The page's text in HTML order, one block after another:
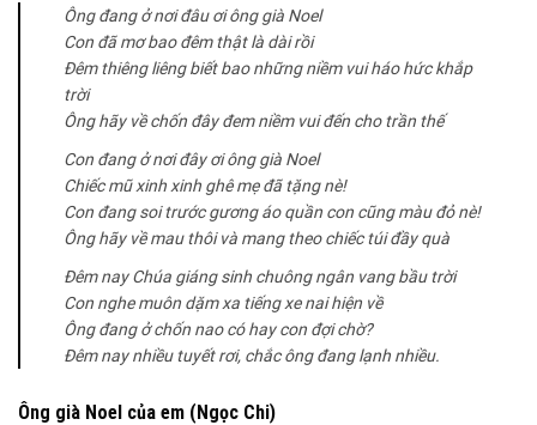
Ông đang ở nơi đâu ơi ông già Noel
Con đã mơ bao đêm thật là dài rồi
Đêm thiêng liêng biết bao những niềm vui háo hức khắp
trời
Ông hãy về chốn đây đem niềm vui đến cho trần thế
Con đang ở nơi đây ơi ông già Noel
Chiếc mũ xinh xinh ghê mẹ đã tặng nè!
Con đang soi trước gương áo quần con cũng màu đỏ nè!
Ông hãy về mau thôi và mang theo chiếc túi đầy quà
Đêm nay Chúa giáng sinh chuông ngân vang bầu trời
Con nghe muôn dặm xa tiếng xe nai hiện về
Ông đang ở chốn nao có hay con đợi chờ?
Đêm nay nhiều tuyết rơi, chắc ông đang lạnh nhiều.
Ông già Noel của em (Ngọc Chi)